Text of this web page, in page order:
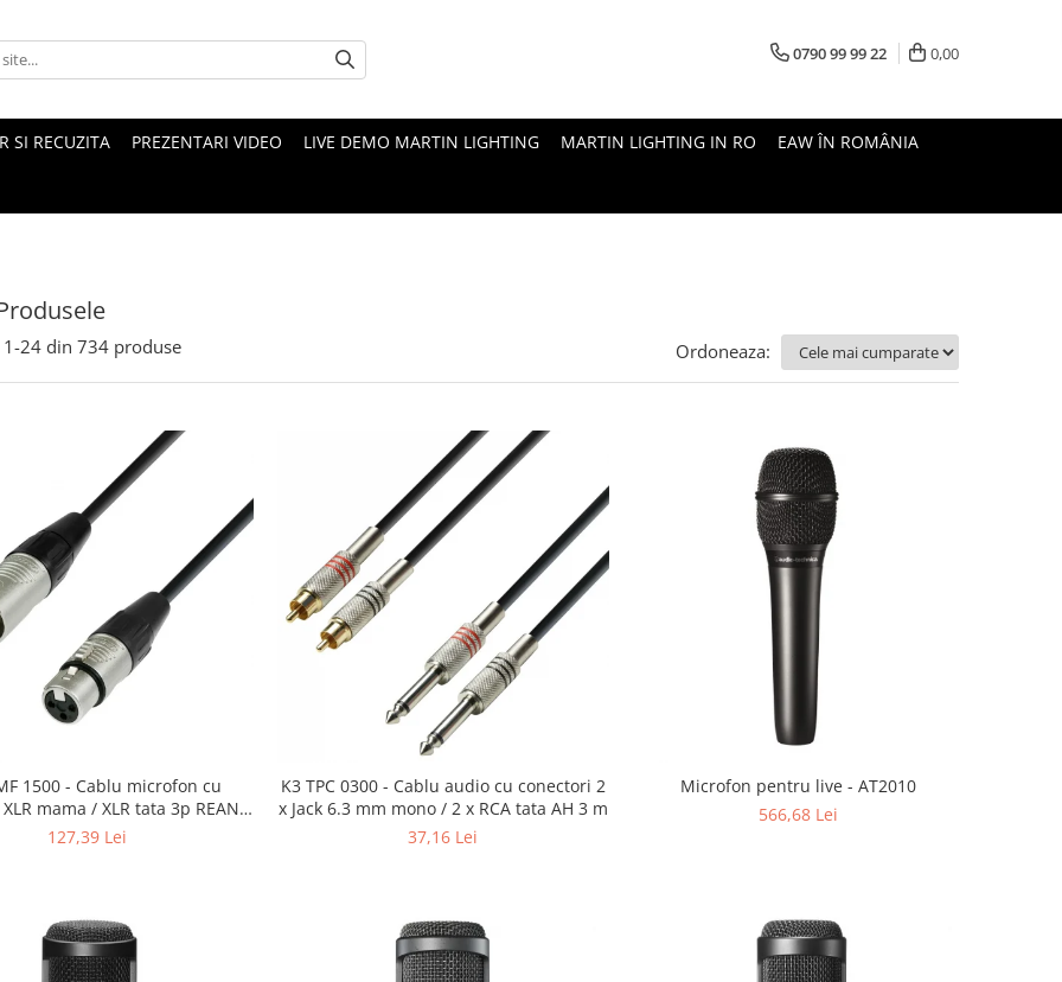
0790 99 99 22 0,00
SI RECUZITA PREZENTARI VIDEO LIVE DEMO MARTIN LIGHTING MARTIN LIGHTING IN RO EAW ÎN ROMÂNIA
1-24 din 734 produse Ordoneaza:
1500 - Cablu microfon cu
mama / XLR tata 3p REAN -
15m
127,39 Lei
K3 TPC 0300 - Cablu audio cu conectori 2
x Jack 6.3 mm mono / 2 x RCA tata AH 3 m
37,16 Lei
Microfon pentru live - AT2010
566,68 Lei